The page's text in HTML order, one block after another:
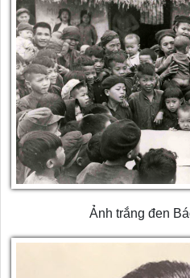
Ảnh trắng đen